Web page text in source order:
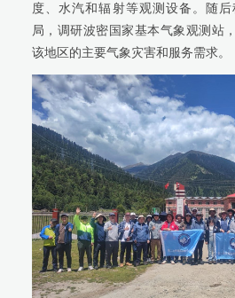
度、水汽和辐射等观测设备。随
局，调研波密国家基本气象观测站
该地区的主要气象灾害和服务需求。